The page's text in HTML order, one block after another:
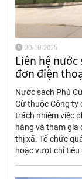
20-10-2025
Liên hệ nước
đơn điện
Nước sạch Phù
Cừ thuộc Công ty
trách nhiệm việc
hàng và tham gia
thị xã. Tổ chức
hoặc vượt chỉ tiêu